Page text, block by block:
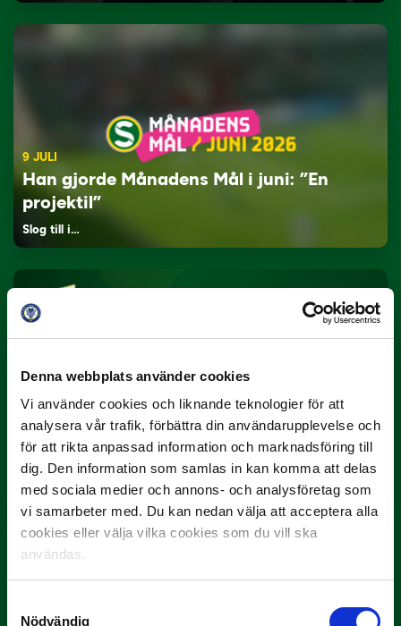
Denna webbplats använder cookies
Vi använder cookies och liknande teknologier för att
analysera vår trafik, förbättra din användarupplevelse och
för att rikta anpassad information och marknadsföring till
dig. Den information som samlas in kan komma att delas
med sociala medier och annons- och analysföretag som
vi samarbeter med. Du kan nedan välja att acceptera alla
cookies eller välja vilka cookies som du vill ska
användas.
Nödvändig
9 JULI
Han gjorde Månadens Mål i juni: ”En
projektil”
Slog till i…
3 JULI
Rösta på Månadens Spelare i juni
Yttrar gör…